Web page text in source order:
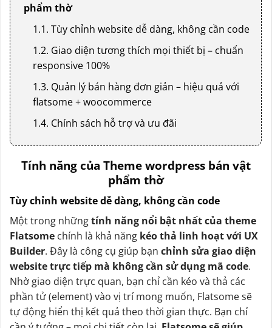
phẩm thờ
1.1. Tùy chỉnh website dễ dàng, không cần code
1.2. Giao diện tương thích mọi thiết bị – chuẩn
responsive 100%
1.3. Quản lý bán hàng đơn giản – hiệu quả với
flatsome + woocommerce
1.4. Chính sách hỗ trợ và ưu đãi
Tính năng của Theme wordpress bán vật
phẩm thờ
Tùy chỉnh website dễ dàng, không cần code
Một trong nhữngtính năng nổi bật nhất của theme
Flatsome chính là khả năng kéo thả linh hoạt với UX
Builder. Đây là công cụ giúp bạn chỉnh sửa giao diện
website trực tiếp mà không cần sử dụng mã code.
Nhờ giao diện trực quan, bạn chỉ cần kéo và thả các
phần tử (element) vào vị trí mong muốn, Flatsome sẽ
tự động hiển thị kết quả theo thời gian thực. Bạn chỉ